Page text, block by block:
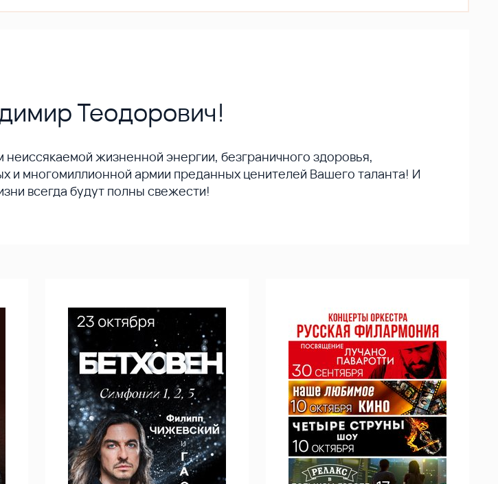
Теодорович!
жизненной энергии, безграничного здоровья,
и многомиллионной армии преданных ценителей Вашего таланта! И
всегда будут полны свежести!